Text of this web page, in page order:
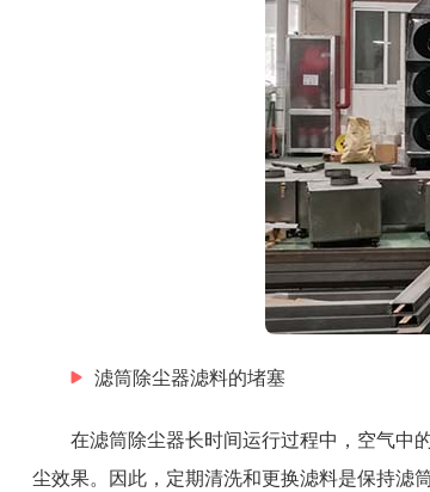
滤筒除尘器滤料的堵塞
在滤筒除尘器长时间运行过程中，空气中
尘效果。因此，定期清洗和更换滤料是保持滤